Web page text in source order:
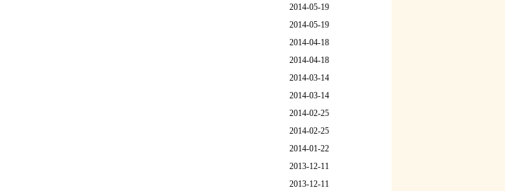
2014-05-19
2014-05-19
2014-04-18
2014-04-18
2014-03-14
2014-03-14
2014-02-25
2014-02-25
2014-01-22
2013-12-11
2013-12-11